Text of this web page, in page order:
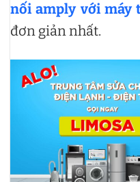
nối amply với máy
đơn giản nhất.